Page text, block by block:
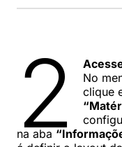
2
No
clique
na aba